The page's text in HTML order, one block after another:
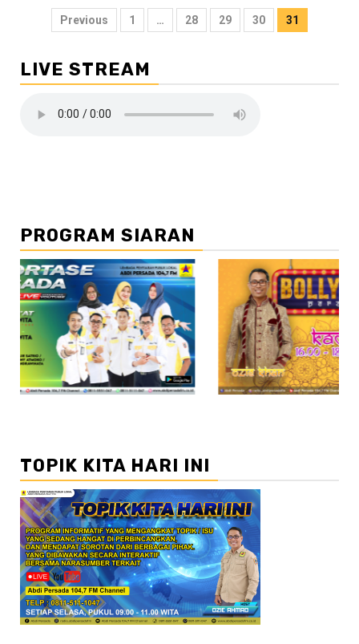
Navigasi
Previous 1 … 28 29 30 31
LIVE STREAM
PROGRAM SIARAN
//2
TOPIK KITA HARI INI